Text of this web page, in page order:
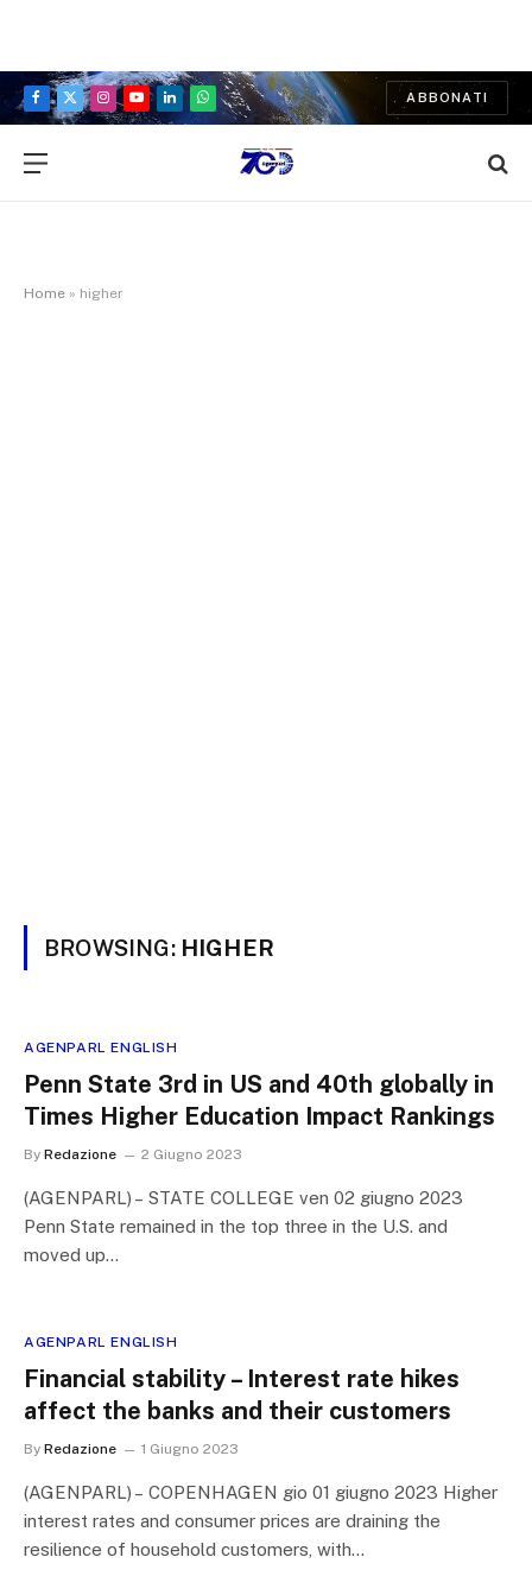
Facebook
X
Instagram
YouTubeLinkedInWhatsApp
ABBONATI
Home » higher
BROWSING: HIGHER
AGENPARL ENGLISH
Penn State 3rd in US and 40th globally in
Times Higher Education Impact Rankings
By Redazione 2 Giugno 2023
(AGENPARL) – STATE COLLEGE ven 02 giugno 2023
Penn State remained in the top three in the U.S. and
moved up…
AGENPARL ENGLISH
Financial stability – Interest rate hikes
affect the banks and their customers
By Redazione 1 Giugno 2023
(AGENPARL) – COPENHAGEN gio 01 giugno 2023 Higher
interest rates and consumer prices are draining the
resilience of household customers, with…